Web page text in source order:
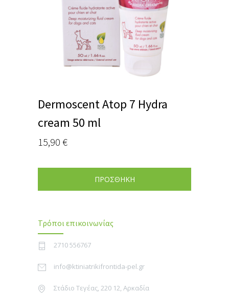
Dermoscent Atop 7 Hydra
cream 50 ml
15,90 €
ΠΡΟΣΘΗΚΗ
Τρόποι επικοινωνίας
2710 556767
info@ktiniatrikifrontida-pel.gr
Στάδιο Τεγέας, 220 12, Αρκαδία